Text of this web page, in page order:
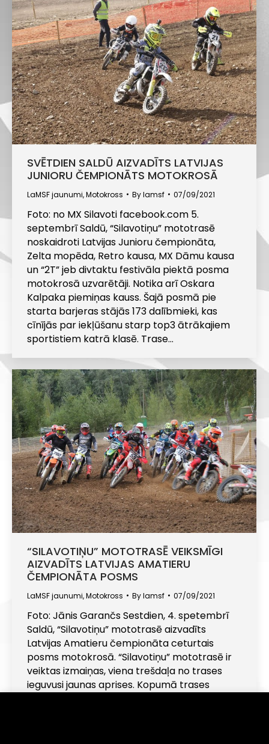
SVĒTDIEN SALDŪ AIZVADĪTS LATVIJAS
JUNIORU ČEMPIONĀTS MOTOKROSĀ
LaMSF jaunumi,Motokross Bylamsf 07/09/2021
Foto: no MX Silavoti facebook.com 5.
septembrī Saldū, “Silavotiņu” mototrasē
noskaidroti Latvijas Junioru čempionāta,
Zelta mopēda, Retro kausa, MX Dāmu kausa
un “2T” jeb divtaktu festivāla piektā posma
motokrosā uzvarētāji. Notika arī Oskara
Kalpaka piemiņas kauss. Šajā posmā pie
starta barjeras stājās 173 dalībmieki, kas
cīnījās par iekļūšanu starp top3 ātrākajiem
sportistiem katrā klasē. Trase…
“SILAVOTIŅU” MOTOTRASĒ VEIKSMĪGI
AIZVADĪTS LATVIJAS AMATIERU
ČEMPIONĀTA POSMS
LaMSF jaunumi,Motokross Bylamsf 07/09/2021
Foto: Jānis Garančs Sestdien, 4. spetembrī
Saldū, “Silavotiņu” mototrasē aizvadīts
Latvijas Amatieru čempionāta ceturtais
posms motokrosā. “Silavotiņu” mototrasē ir
veiktas izmaiņas, viena trešdaļa no trases
ieguvusi jaunas aprises. Kopumā trases